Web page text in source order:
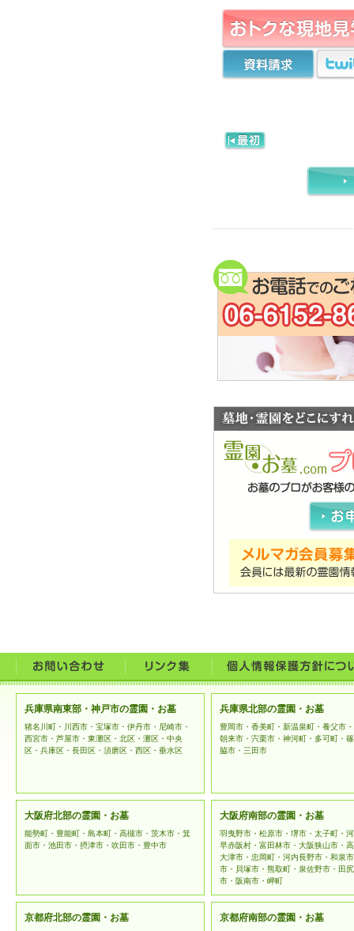
兵庫県南東部・神戸市の霊園・お墓
猪名川町・川西市・宝塚市・伊丹市・尼崎市・
西宮市・芦屋市・東灘区・北区・灘区・中央
区・兵庫区・長田区・須磨区・西区・垂水区
兵庫県北部の霊園・お墓
豊岡市・香美町・新温泉町・養父市
朝来市・宍栗市・神河町・多可町・
脇市・三田市
大阪府北部の霊園・お墓
能勢町・豊能町・島本町・高槻市・茨木市・箕
面市・池田市・摂津市・吹田市・豊中市
大阪府南部の霊園・お墓
羽曳野市・松原市・堺市・太子町・
早赤阪村・富田林市・大阪狭山市・
大津市・忠岡町・河内長野市・和泉
市・貝塚市・熊取町・泉佐野市・田
市・阪南市・岬町
京都府北部の霊園・お墓 京都府南部の霊園・お墓